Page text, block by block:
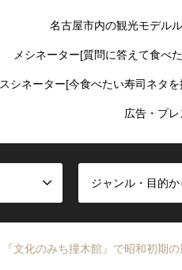
名古屋市内の観光モデル
メシネーター[質問に答えて食べ
スシネーター[今食べたい寿司ネタを
広告・プ
ジャンル・目的か
『文化のみち撞木館』で昭和初期